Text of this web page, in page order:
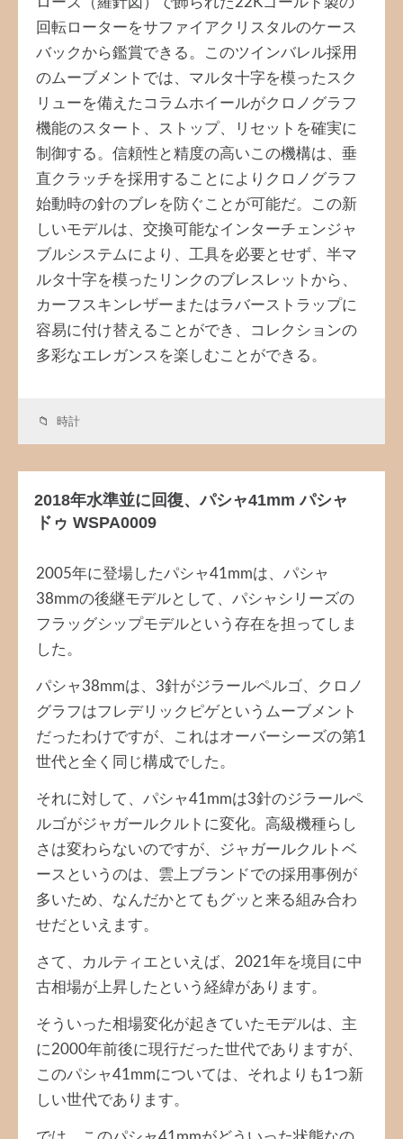
回転ローターをサファイアクリスタルのケース
バックから鑑賞できる。このツインバレル採用
のムーブメントでは、マルタ十字を模ったスク
リューを備えたコラムホイールがクロノグラフ
機能のスタート、ストップ、リセットを確実に
制御する。信頼性と精度の高いこの機構は、垂
直クラッチを採用することによりクロノグラフ
始動時の針のブレを防ぐことが可能だ。この新
しいモデルは、交換可能なインターチェンジャ
ブルシステムにより、工具を必要とせず、半マ
ルタ十字を模ったリンクのブレスレットから、
カーフスキンレザーまたはラバーストラップに
容易に付け替えることができ、コレクションの
多彩なエレガンスを楽しむことができる。
時計
2018年水準並に回復、パシャ41mm パシャ
ドゥ WSPA0009
2005年に登場したパシャ41mmは、パシャ
38mmの後継モデルとして、パシャシリーズの
フラッグシップモデルという存在を担ってしま
した。
パシャ38mmは、3針がジラールペルゴ、クロノ
グラフはフレデリックピゲというムーブメント
だったわけですが、これはオーバーシーズの第1
世代と全く同じ構成でした。
それに対して、パシャ41mmは3針のジラールペ
ルゴがジャガールクルトに変化。高級機種らし
さは変わらないのですが、ジャガールクルトベ
ースというのは、雲上ブランドでの採用事例が
多いため、なんだかとてもグッと来る組み合わ
せだといえます。
さて、カルティエといえば、2021年を境目に中
古相場が上昇したという経緯があります。
そういった相場変化が起きていたモデルは、主
に2000年前後に現行だった世代でありますが、
このパシャ41mmについては、それよりも1つ新
しい世代であります。